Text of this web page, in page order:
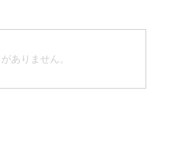
ありません。